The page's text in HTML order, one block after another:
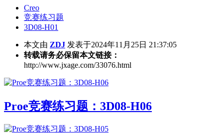
Creo
竞赛练习题
3D08-H01
本文由 ZDJ 发表于2024年11月25日 21:37:05
转载请务必保留本文链接：
http://www.jxage.com/33076.html
Proe竞赛练习题：3D08-H06